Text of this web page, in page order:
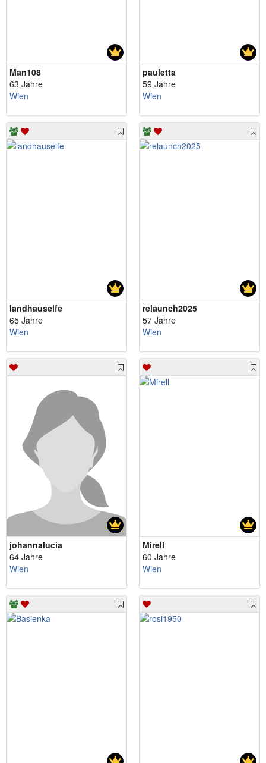
Man108
63 Jahre
Wien
pauletta
59 Jahre
Wien
landhauselfe
65 Jahre
Wien
relaunch2025
57 Jahre
Wien
johannalucia
64 Jahre
Wien
Mirell
60 Jahre
Wien